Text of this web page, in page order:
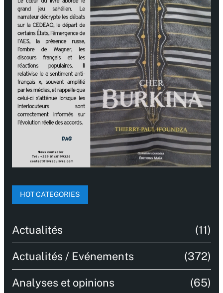
HOT CATEGORIES
Actualités (11)
Actualités / Evénements (372)
Analyses et opinions (65)